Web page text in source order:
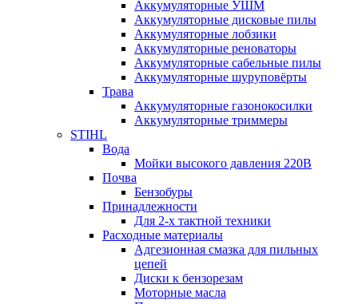
Аккумуляторные УШМ
Аккумуляторные дисковые пилы
Аккумуляторные лобзики
Аккумуляторные реноваторы
Аккумуляторные сабельные пилы
Аккумуляторные шуруповёрты
Трава
Аккумуляторные газонокосилки
Аккумуляторные триммеры
STIHL
Вода
Мойки высокого давления 220В
Почва
Бензобуры
Принадлежности
Для 2-х тактной техники
Расходные материалы
Адгезионная смазка для пильных
цепей
Диски к бензорезам
Моторные масла